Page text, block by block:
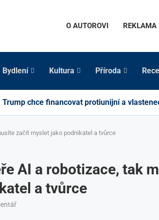
O AUTOROVI REKLAMA
Bydlení Kultura Příroda
Trump chce financovat protiunijní a
začít myslet jako podnikatel a tvůrce
AI a robotizace, tak
a tvůrce